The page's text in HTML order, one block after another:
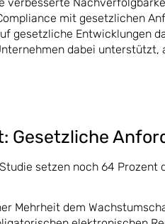
mit gesetzlichen
gesetzliche Entwicklungen
dabei
Gesetzliche
setzen noch 64
Mehrheit dem